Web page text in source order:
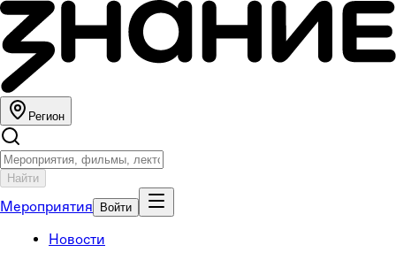
Регион
Найти
Мероприятия Войти
Новости